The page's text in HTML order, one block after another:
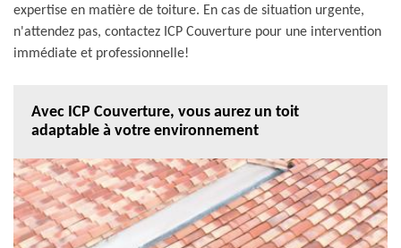
expertise en matière de toiture. En cas de situation urgente,
n'attendez pas, contactez ICP Couverture pour une intervention
immédiate et professionnelle!
Avec ICP Couverture, vous aurez un toit
adaptable à votre environnement